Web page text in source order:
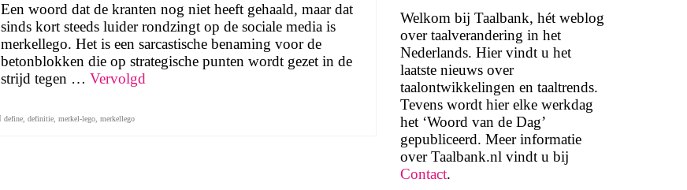
Een woord dat de kranten nog niet heeft gehaald, maar dat
sinds kort steeds luider rondzingt op de sociale media is
merkellego. Het is een sarcastische benaming voor de
betonblokken die op strategische punten wordt gezet in de
strijd tegen … Vervolgd
define, definitie, merkel-lego, merkellego
Welkom bij Taalbank, hét weblog
over taalverandering in het
Nederlands. Hier vindt u het
laatste nieuws over
taalontwikkelingen en taaltrends.
Tevens wordt hier elke werkdag
het ‘Woord van de Dag’
gepubliceerd. Meer informatie
over Taalbank.nl vindt u bij
Contact.